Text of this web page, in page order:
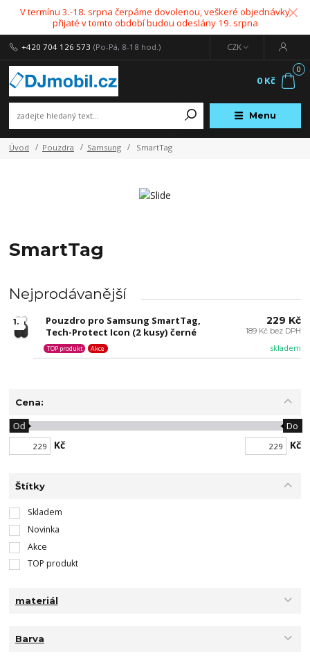
V termínu 3.-18. srpna čerpáme dovolenou, veškeré objednávky
přijaté v tomto období budou odeslány 19. srpna
Menu
CZK
+420 704 126 573 (Po-Pá, 8-18 hod.)
0
0 Kč
Úvod Pouzdra Samsung SmartTag
SmartTag
Nejprodávanější
1.
Pouzdro pro Samsung SmartTag,
Tech-Protect Icon (2 kusy) černé
skladem
TOP produkt Akce
229 Kč
189 Kč bez DPH
Cena:
Kč
Od Do
Kč
Štítky
Skladem
Novinka
Akce
TOP produkt
materiál
Barva